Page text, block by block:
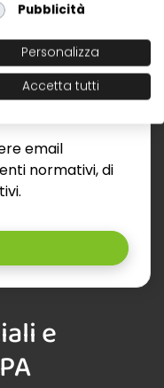
dei
link.*
email
normativi, di
e
Pubblicità
Personalizza
Accetta tutti